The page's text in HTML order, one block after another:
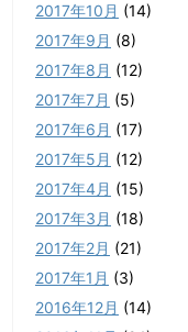
2017年10月 (14)
2017年9月 (8)
2017年8月 (12)
2017年7月 (5)
2017年6月 (17)
2017年5月 (12)
2017年4月 (15)
2017年3月 (18)
2017年2月 (21)
2017年1月 (3)
2016年12月 (14)